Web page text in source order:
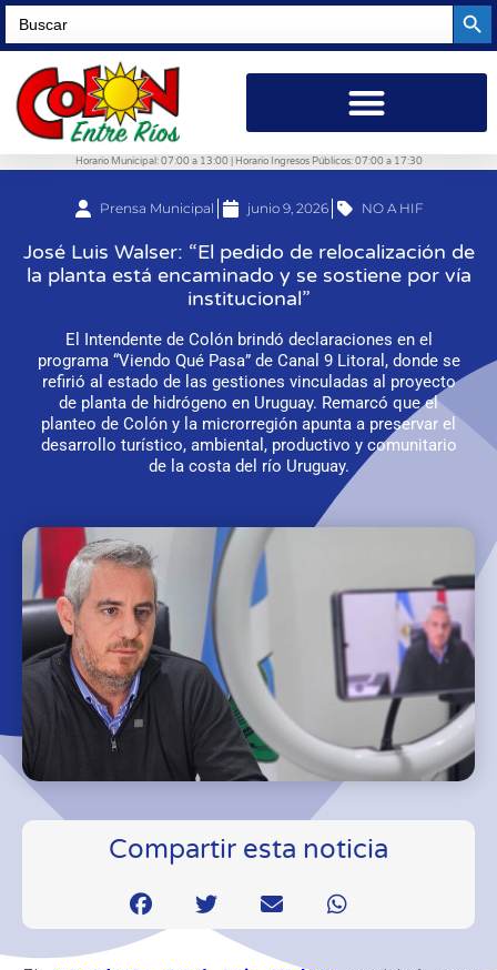
Search
for:
Horario Municipal: 07:00 a 13:00 | Horario Ingresos Públicos: 07:00 a 17:30
Prensa Municipal junio 9, 2026 NO A HIF
José Luis Walser: “El pedido de relocalización de
la planta está encaminado y se sostiene por vía
institucional”
El Intendente de Colón brindó declaraciones en el
programa “Viendo Qué Pasa” de Canal 9 Litoral, donde se
refirió al estado de las gestiones vinculadas al proyecto
de planta de hidrógeno en Uruguay. Remarcó que el
planteo de Colón y la microrregión apunta a preservar el
desarrollo turístico, ambiental, productivo y comunitario
de la costa del río Uruguay.
Compartir esta noticia